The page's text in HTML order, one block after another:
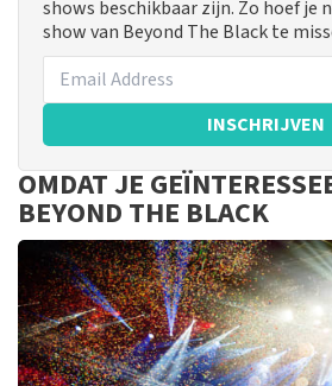
shows beschikbaar zijn. Zo hoef je
show van Beyond The Black te
INSCHRIJVEN
OMDAT JE
BEYOND THE BLACK